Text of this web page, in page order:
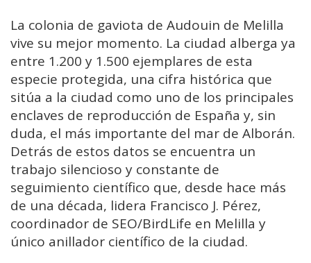
La colonia de gaviota de Audouin de Melilla
vive su mejor momento. La ciudad alberga ya
entre 1.200 y 1.500 ejemplares de esta
especie protegida, una cifra histórica que
sitúa a la ciudad como uno de los principales
enclaves de reproducción de España y, sin
duda, el más importante del mar de Alborán.
Detrás de estos datos se encuentra un
trabajo silencioso y constante de
seguimiento científico que, desde hace más
de una década, lidera Francisco J. Pérez,
coordinador de SEO/BirdLife en Melilla y
único anillador científico de la ciudad.